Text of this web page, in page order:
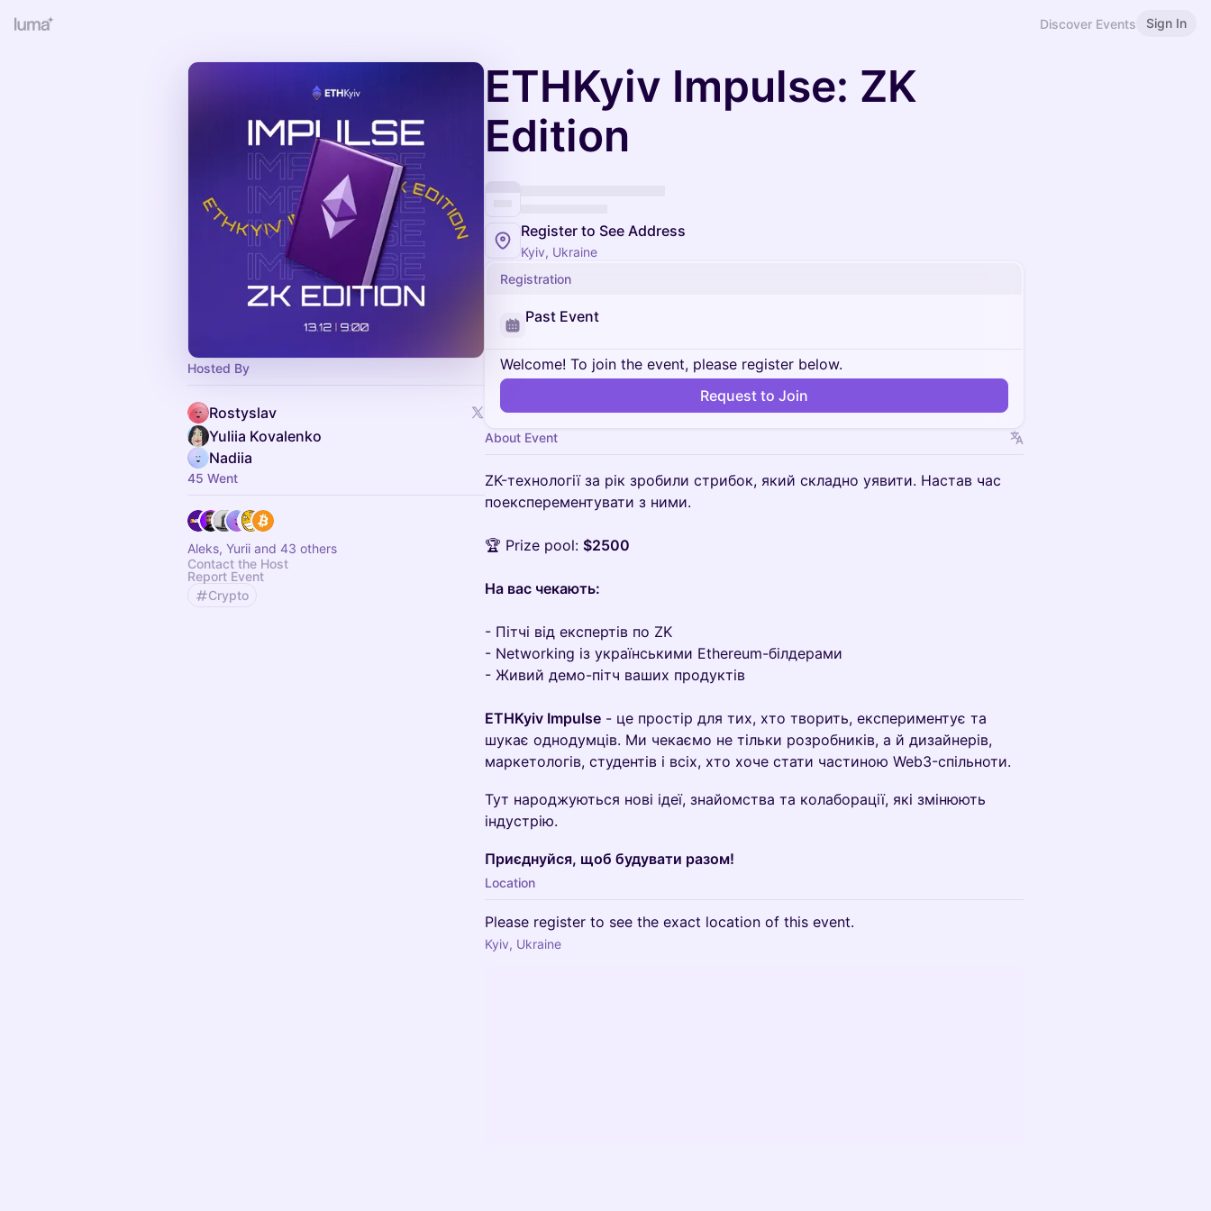
Discover Events Sign In
Hosted By
Rostyslav
Yuliia Kovalenko
Nadiia
45 Went
Aleks, Yurii and 43 others
Contact the Host
Report Event
Crypto
​ETHKyiv Impulse: ZK
Edition
Register to See Address
Kyiv, Ukraine
Registration
Past Event
Welcome! To join the event, please register below.
Request to Join
About Event
ZK-технології за рік зробили стрибок, який складно уявити. Настав час
поексперементувати з ними.
🏆 Prize pool: $2500
На вас чекають:
- Пітчі від експертів по ZK
- Networking із українськими Ethereum-білдерами
- Живий демо-пітч ваших продуктів
ETHKyiv Impulse - це простір для тих, хто творить, експериментує та
шукає однодумців. Ми чекаємо не тільки розробників, а й дизайнерів,
маркетологів, студентів і всіх, хто хоче стати частиною Web3-спільноти.
​​Тут народжуються нові ідеї, знайомства та колаборації, які змінюють
індустрію.
Приєднуйся, щоб будувати разом!
Location
Please register to see the exact location of this event.
Kyiv, Ukraine